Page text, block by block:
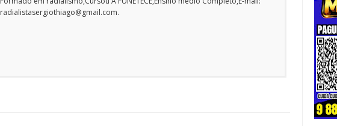
radialistasergiothiago@gmail.com.